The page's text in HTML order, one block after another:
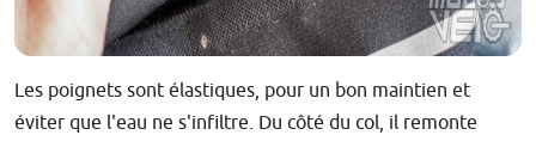
Les poignets sont élastiques, pour un bon maintien et
éviter que l'eau ne s'infiltre. Du côté du col, il remonte